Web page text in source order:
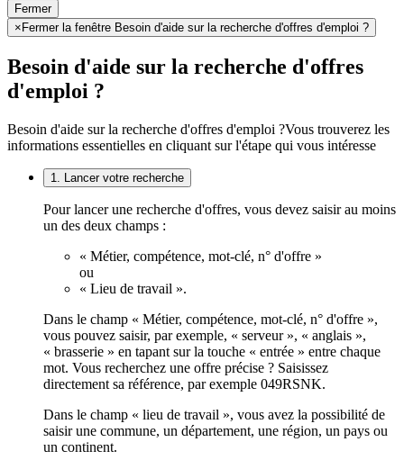
Fermer
× Fermer la fenêtre Besoin d'aide sur la recherche d'offres d'emploi ?
Besoin d'aide sur la recherche d'offres
d'emploi ?
Besoin d'aide sur la recherche d'offres d'emploi ?Vous trouverez les
informations essentielles en cliquant sur l'étape qui vous intéresse
1. Lancer votre recherche
Pour lancer une recherche d'offres, vous devez saisir au moins
un des deux champs :
« Métier, compétence, mot-clé, n° d'offre »
ou
« Lieu de travail ».
Dans le champ « Métier, compétence, mot-clé, n° d'offre »,
vous pouvez saisir, par exemple, « serveur », « anglais »,
« brasserie » en tapant sur la touche « entrée » entre chaque
mot. Vous recherchez une offre précise ? Saisissez
directement sa référence, par exemple 049RSNK.
Dans le champ « lieu de travail », vous avez la possibilité de
saisir une commune, un département, une région, un pays ou
un continent.